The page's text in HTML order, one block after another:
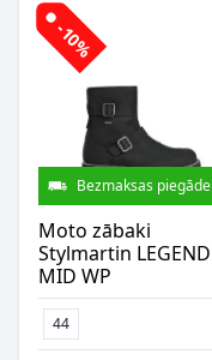
-10%
Bezmaksas piegāde
Moto zābaki
Stylmartin LEGEND
MID WP
44